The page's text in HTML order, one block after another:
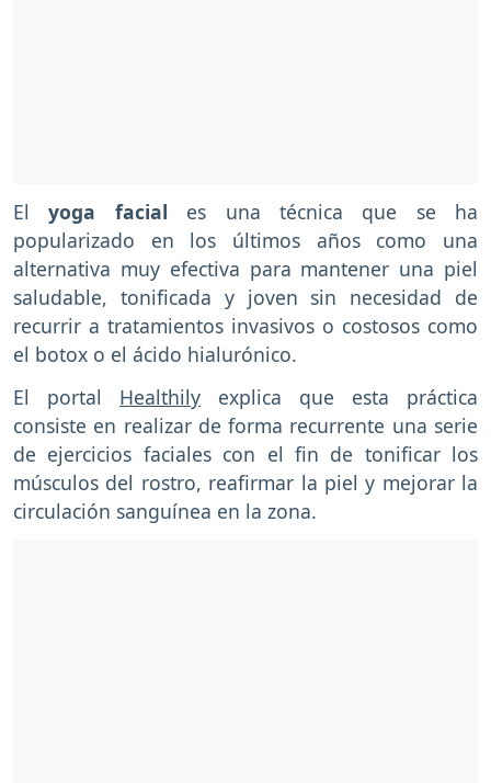
Elyoga facial es una técnica que se ha
popularizado en los últimos años como una
alternativa muy efectiva para mantener una piel
saludable, tonificada y joven sin necesidad de
recurrir a tratamientos invasivos o costosos como
el botox o el ácido hialurónico.
El portal Healthily explica que esta práctica
consiste en realizar de forma recurrente una serie
de ejercicios faciales con el fin de tonificar los
músculos del rostro, reafirmar la piel y mejorar la
circulación sanguínea en la zona.